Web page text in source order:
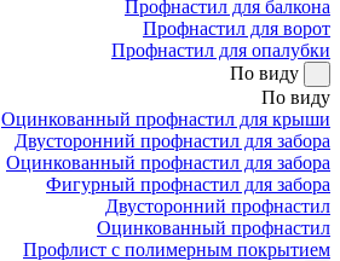
Профнастил для балкона
Профнастил для ворот
Профнастил для опалубки
По виду
По виду
Оцинкованный профнастил для крыши
Двусторонний профнастил для забора
Оцинкованный профнастил для забора
Фигурный профнастил для забора
Двусторонний профнастил
Оцинкованный профнастил
Профлист с полимерным покрытием